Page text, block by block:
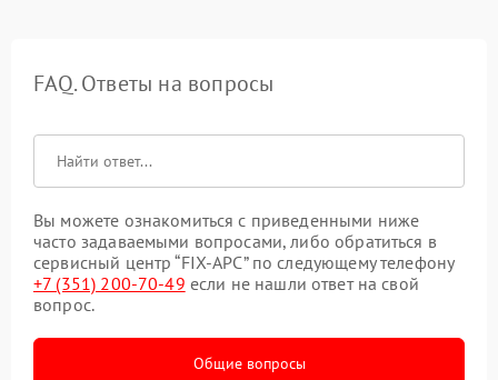
FAQ. Ответы на вопросы
Вы можете ознакомиться с приведенными ниже
часто задаваемыми вопросами, либо обратиться в
сервисный центр “FIX-APC” по следующему телефону
+7 (351) 200-70-49 если не нашли ответ на свой
вопрос.
Общие вопросы